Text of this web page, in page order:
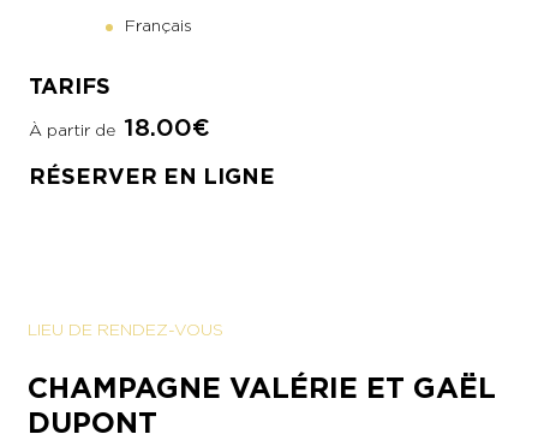
Français
TARIFS
À partir de 18.00€
RÉSERVER EN LIGNE
LIEU DE RENDEZ-VOUS
CHAMPAGNE VALÉRIE ET GAËL
DUPONT